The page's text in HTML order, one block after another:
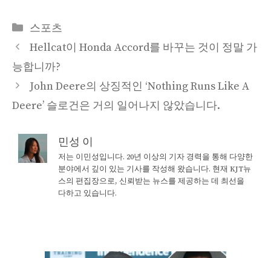
Categories
스포츠
Hellcat이 Honda Accord를 바꾸는 것이 정말 가
능합니까?
John Deere의 상징적인 ‘Nothing Runs Like A
Deere’ 슬로건은 거의 일어나지 않았습니다.
민성 이
저는 이민성입니다. 20년 이상의 기자 경력을 통해 다양한
분야에서 깊이 있는 기사를 작성해 왔습니다. 현재 KJT뉴
스의 편집장으로, 신뢰받는 뉴스를 제공하는 데 최선을
다하고 있습니다.